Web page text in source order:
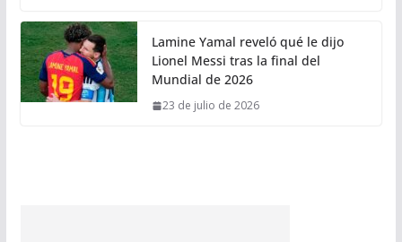
Lamine Yamal reveló qué le dijo
Lionel Messi tras la final del
Mundial de 2026
23 de julio de 2026